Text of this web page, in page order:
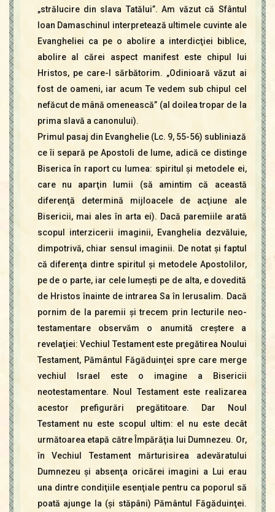
„strălucire din slava Tatălui”. Am văzut că Sfântul
Ioan Damaschinul interpretează ultimele cuvinte ale
Evangheliei ca pe o abolire a interdicţiei biblice,
abolire al cărei aspect manifest este chipul lui
Hristos, pe care-l sărbătorim. „Odinioară văzut ai
fost de oameni, iar acum Te vedem sub chipul cel
nefăcut de mână omenească” (al doilea tropar de la
prima slavă a canonului).
Primul pasaj din Evanghelie (Lc. 9, 55-56) subliniază
ce îi separă pe Apostoli de lume, adică ce distinge
Biserica în raport cu lumea: spiritul şi metodele ei,
care nu aparţin lumii (să amintim că această
diferenţă determină mijloacele de acţiune ale
Bisericii, mai ales în arta ei). Dacă paremiile arată
scopul interzicerii imaginii, Evanghelia dezvăluie,
dimpotrivă, chiar sensul imaginii. De notat şi faptul
că diferenţa dintre spiritul şi metodele Apostolilor,
pe de o parte, iar cele lumeşti pe de alta, e dovedită
de Hristos înainte de intrarea Sa în Ierusalim. Dacă
pornim de la paremii şi trecem prin lecturile neo-
testamentare observăm o anumită creştere a
revelaţiei: Vechiul Testament este pregătirea Noului
Testament, Pământul Făgăduinţei spre care merge
vechiul Israel este o imagine a Bisericii
neotestamentare. Noul Testament este realizarea
acestor prefigurări pregătitoare. Dar Noul
Testament nu este scopul ultim: el nu este decât
următoarea etapă către Împărăţia lui Dumnezeu. Or,
în Vechiul Testament mărturisirea adevăratului
Dumnezeu şi absenţa oricărei imagini a Lui erau
una dintre condiţiile esenţiale pentru ca poporul să
poată ajunge la (şi stăpâni) Pământul Făgăduinţei.